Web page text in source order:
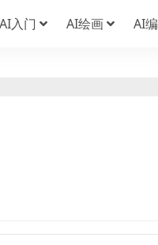
AI入门 AI绘画 AI